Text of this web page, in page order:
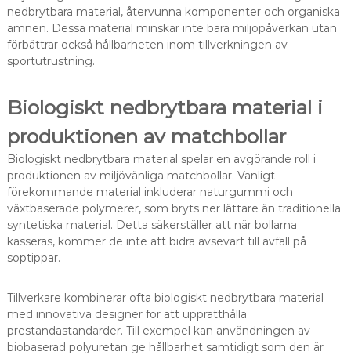
nedbrytbara material, återvunna komponenter och organiska
ämnen. Dessa material minskar inte bara miljöpåverkan utan
förbättrar också hållbarheten inom tillverkningen av
sportutrustning.
Biologiskt nedbrytbara material i
produktionen av matchbollar
Biologiskt nedbrytbara material spelar en avgörande roll i
produktionen av miljövänliga matchbollar. Vanligt
förekommande material inkluderar naturgummi och
växtbaserade polymerer, som bryts ner lättare än traditionella
syntetiska material. Detta säkerställer att när bollarna
kasseras, kommer de inte att bidra avsevärt till avfall på
soptippar.
Tillverkare kombinerar ofta biologiskt nedbrytbara material
med innovativa designer för att upprätthålla
prestandastandarder. Till exempel kan användningen av
biobaserad polyuretan ge hållbarhet samtidigt som den är